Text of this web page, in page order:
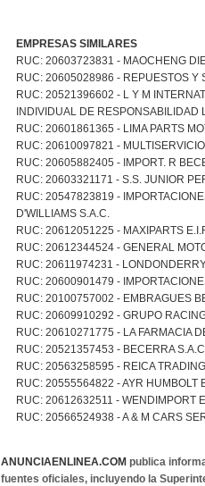
EMPRESAS SIMILARES
RUC: 20603723831 - MAOCHENG
RUC: 20605028986 - REPUESTOS Y
RUC: 20521396602 - L Y M
INDIVIDUAL DE RESPONSABILIDAD
RUC: 20601861365 - LIMA PARTS
RUC: 20610097821 -
RUC: 20605882405 - IMPORT. R
RUC: 20603321171 - S.S. JUNIOR
RUC: 20547823819 -
D'WILLIAMS S.A.C.
RUC: 20612051225 - MAXIPARTS
RUC: 20612344524 - GENERAL
RUC: 20611974231 - LONDONDERRY
RUC: 20600901479 -
RUC: 20100757002 - EMBRAGUES
RUC: 20609910292 - GRUPO
RUC: 20610271775 - LA FARMACIA
RUC: 20521357453 - BECERRA S.A.C
RUC: 20563258595 - REICA TRADING
RUC: 20555564822 - AYR HUMBOLT
RUC: 20612632511 - WENDIMPORT
RUC: 20566524938 - A & M CARS
ANUNCIAENLINEA.COM publica
fuentes oficiales, incluyendo la